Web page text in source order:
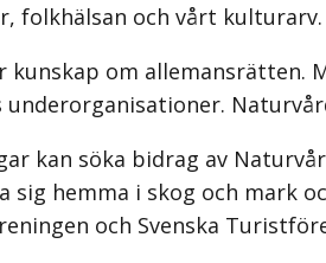
folkhälsan och vårt kulturarv.
kunskap om
kan söka bidrag av
sig hemma i skog och mark
och Svenska